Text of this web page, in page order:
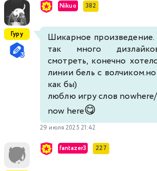
Гуру
Nikuo 382
Шикарное произведение.
так много
смотреть, конечно
линии бель с
как бы)
люблю игру слов
now here😋
29 июля 2025 21:42
fantazer3 227